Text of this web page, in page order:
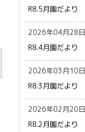
R8.5月園だより
2026年04月28日
R8.4月園だより
2026年03月10日
R8.3月園だより
2026年02月20日
R8.2月園だより